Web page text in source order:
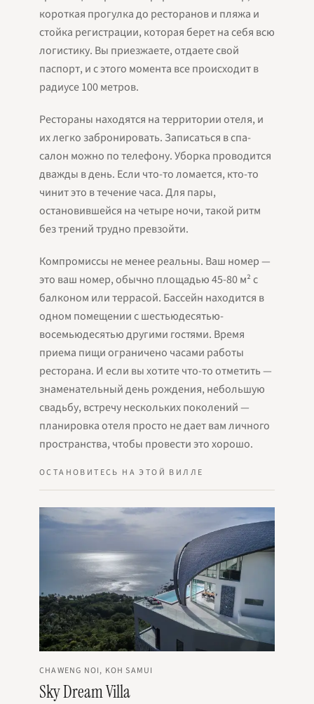
короткая прогулка до ресторанов и пляжа и
стойка регистрации, которая берет на себя всю
логистику. Вы приезжаете, отдаете свой
паспорт, и с этого момента все происходит в
радиусе 100 метров.
Рестораны находятся на территории отеля, и
их легко забронировать. Записаться в спа-
салон можно по телефону. Уборка проводится
дважды в день. Если что-то ломается, кто-то
чинит это в течение часа. Для пары,
остановившейся на четыре ночи, такой ритм
без трений трудно превзойти.
Компромиссы не менее реальны. Ваш номер —
это ваш номер, обычно площадью 45-80 м² с
балконом или террасой. Бассейн находится в
одном помещении с шестьюдесятью-
восемьюдесятью другими гостями. Время
приема пищи ограничено часами работы
ресторана. И если вы хотите что-то отметить —
знаменательный день рождения, небольшую
свадьбу, встречу нескольких поколений —
планировка отеля просто не дает вам личного
пространства, чтобы провести это хорошо.
ОСТАНОВИТЕСЬ НА ЭТОЙ ВИЛЛЕ
CHAWENG NOI, KOH SAMUI
Sky Dream Villa